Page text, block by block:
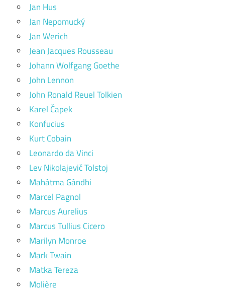
Jan Hus
Jan Nepomucký
Jan Werich
Jean Jacques Rousseau
Johann Wolfgang Goethe
John Lennon
John Ronald Reuel Tolkien
Karel Čapek
Konfucius
Kurt Cobain
Leonardo da Vinci
Lev Nikolajevič Tolstoj
Mahátma Gándhi
Marcel Pagnol
Marcus Aurelius
Marcus Tullius Cicero
Marilyn Monroe
Mark Twain
Matka Tereza
Molière